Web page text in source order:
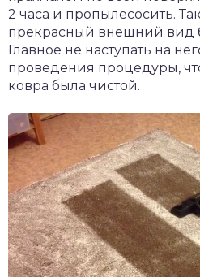
2 часа и пропылесосить.
прекрасный внешний вид
Главное не наступать на
проведения процедуры,
ковра была чистой.